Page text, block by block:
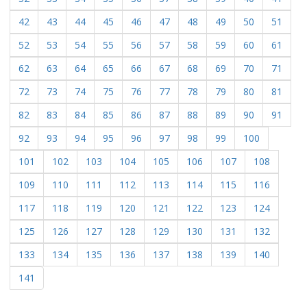
42
43 44 45 46 47 48 49 50
51
52
53 54 55 56 57 58 59 60
61
62
63 64 65 66 67 68 69 70
71
72
73 74 75 76 77 78 79 80
81
82
83 84 85 86 87 88 89 90
91
92
93 94 95 96 97 98 99
100
101
102 103 104 105 106 107
108
109
110 111 112 113 114 115
116
117
118 119 120 121 122 123
124
125
126 127 128 129 130 131
132
133
134 135 136 137 138 139
140
141